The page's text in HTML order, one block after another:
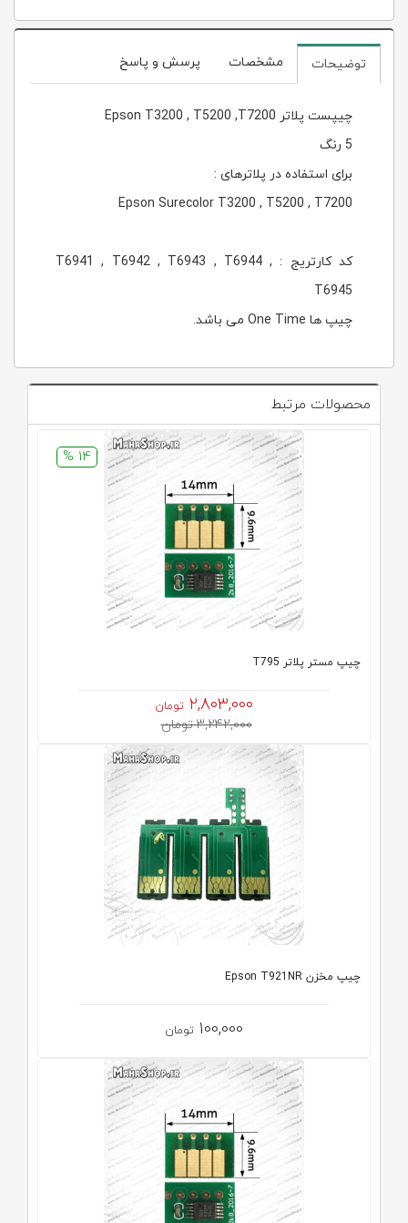
توضیحات مشخصات پرسش و پاسخ
چیپست پلاتر Epson T3200 , T5200 ,T7200
5 رنگ
برای استفاده در پلاترهای :
Epson Surecolor T3200 , T5200 , T7200
کد کارتریج : T6941 , T6942 , T6943 , T6944 ,
T6945
چیپ ها One Time می باشد.
محصولات مرتبط
14 %
چیپ مستر پلاتر T795
2,803,000 تومان
3,242,000 تومان
چیپ مخزن Epson T921NR
100,000 تومان